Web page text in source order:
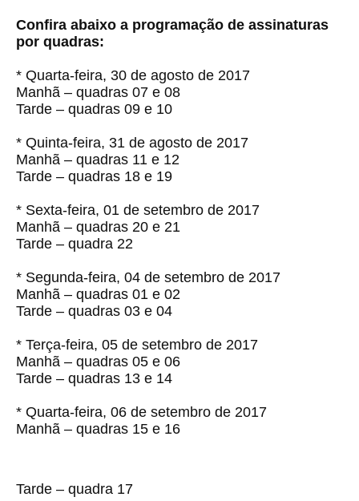
Confira abaixo a programação de assinaturas
por quadras:
* Quarta-feira, 30 de agosto de 2017
Manhã – quadras 07 e 08
Tarde – quadras 09 e 10
* Quinta-feira, 31 de agosto de 2017
Manhã – quadras 11 e 12
Tarde – quadras 18 e 19
* Sexta-feira, 01 de setembro de 2017
Manhã – quadras 20 e 21
Tarde – quadra 22
* Segunda-feira, 04 de setembro de 2017
Manhã – quadras 01 e 02
Tarde – quadras 03 e 04
* Terça-feira, 05 de setembro de 2017
Manhã – quadras 05 e 06
Tarde – quadras 13 e 14
* Quarta-feira, 06 de setembro de 2017
Manhã – quadras 15 e 16
Tarde – quadra 17